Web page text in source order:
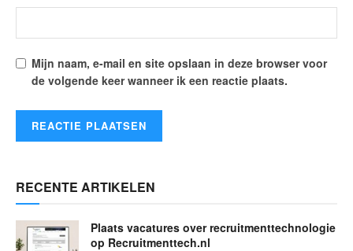
Mijn naam, e-mail en site opslaan in deze browser voor
de volgende keer wanneer ik een reactie plaats.
RECENTE ARTIKELEN
Plaats vacatures over recruitmenttechnologie
op Recruitmenttech.nl